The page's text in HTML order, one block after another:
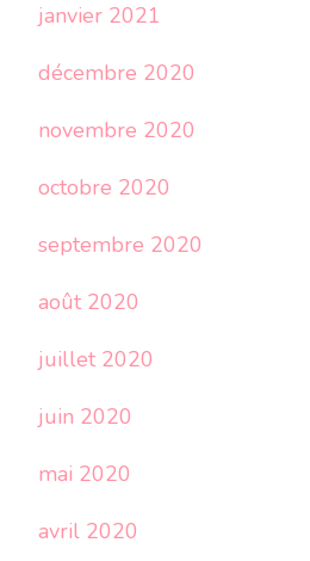
janvier 2021
décembre 2020
novembre 2020
octobre 2020
septembre 2020
août 2020
juillet 2020
juin 2020
mai 2020
avril 2020